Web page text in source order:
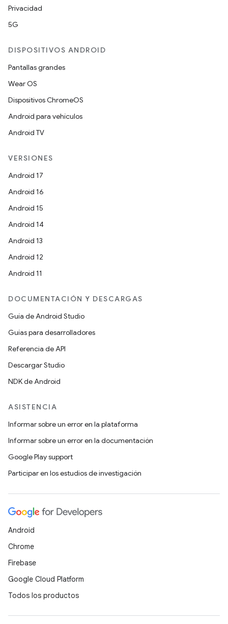
Privacidad
5G
DISPOSITIVOS ANDROID
Pantallas grandes
Wear OS
Dispositivos ChromeOS
Android para vehículos
Android TV
VERSIONES
Android 17
Android 16
Android 15
Android 14
Android 13
Android 12
Android 11
DOCUMENTACIÓN Y DESCARGAS
Guía de Android Studio
Guías para desarrolladores
Referencia de API
Descargar Studio
NDK de Android
ASISTENCIA
Informar sobre un error en la plataforma
Informar sobre un error en la documentación
Google Play support
Participar en los estudios de investigación
Android
Chrome
Firebase
Google Cloud Platform
Todos los productos